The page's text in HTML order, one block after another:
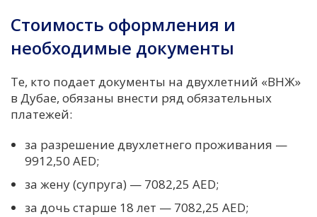
Стоимость оформления и
необходимые документы
Те, кто подает документы на двухлетний «ВНЖ»
в Дубае, обязаны внести ряд обязательных
платежей:
за разрешение двухлетнего проживания —
9912,50 AED;
за жену (супруга) — 7082,25 AED;
за дочь старше 18 лет — 7082,25 AED;